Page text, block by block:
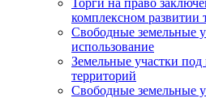
Торги на право
комплексном развитии
Свободные земельные
использование
Земельные участки под
территорий
Свободные земельные